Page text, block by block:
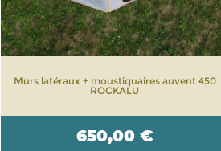
Murs latéraux + moustiquaires auvent 450
ROCKALU
650,00 €
choisies
sur
la
du